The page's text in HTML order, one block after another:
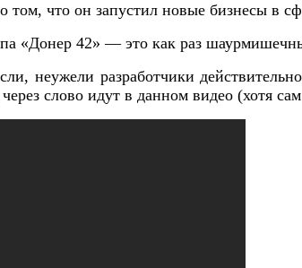
том, что он запустил новые бизнесы в
«Донер 42» — это как раз
разработчики
слово идут в данном видео (хотя